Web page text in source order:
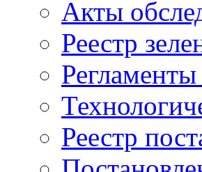
Акты
Реестр
Реестр